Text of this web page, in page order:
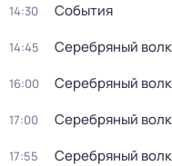
14:30 События
14:45 Серебряный волк
16:00 Серебряный волк
17:00 Серебряный волк
17:55 Серебряный волк